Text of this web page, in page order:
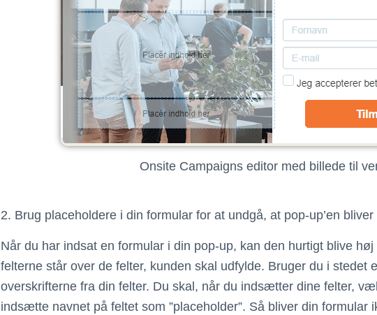
Onsite Campaigns editor med billede til
2. Brug placeholdere i din formular for at undgå, at pop-up’en
Når du har indsat en formular i din pop-up, kan den hurtigt blive
felterne står over de felter, kunden skal udfylde. Bruger du i stedet
overskrifterne fra din felter. Du skal, når du indsætter dine felter,
indsætte navnet på feltet som ”placeholder”. Så bliver din formular